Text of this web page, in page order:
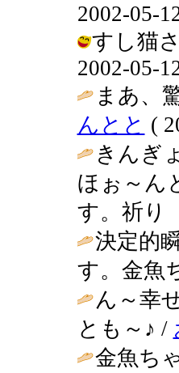
2002-05-
すし猫
2002-05-
まあ、
んとと (
きんぎ
ほぉ～ん
す。祈り
決定的
す。金魚
ん～幸
とも～♪ /
金魚ち